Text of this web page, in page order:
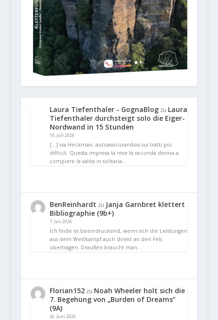
Laura Tiefenthaler - GognaBlogzu Laura
Tiefenthaler durchsteigt solo die Eiger-
Nordwand in 15 Stunden
10. Juli 2026
[…] via Heckmair, autoassicurandosi sui tratti più
difficili. Questa impresa la rese la seconda donna a
compiere la salita in solitaria…
BenReinhardt zu Janja Garnbret klettert
Bibliographie (9b+)
7. Juli 2026
Ich finde es beeindruckend, wenn sich die Leistungen
aus dem Wettkampf auch direkt an den Fels
übertragen. Draußen braucht man…
Florian152zu Noah Wheeler holt sich die
7. Begehung von „Burden of Dreams“
(9A)
26. Juni 2026